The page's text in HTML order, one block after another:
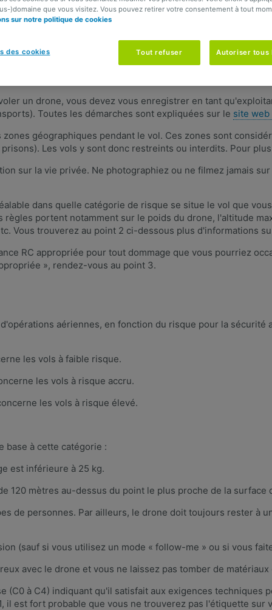
que vous devez respecter quelques règles. La
un drone, vous devez vous enregistrer en tant
Toutes les démarches sont expliquées sur le site
géographiques pendant le vol. Ces zones sont
Les vols y sont donc restreints ou interdits. Pour
sur la vie privée. Ne photographiez ou ne filmez jamais
dans quelle catégorie de risque se situe le vol que
règles portent notamment sur le poids du drone, l'altitude
Vous trouverez au point 2 ci-dessous plus d'informations
RC appropriée pour tout dommage que vous pourriez
», rendez-vous au point 3.
aériennes, en fonction du risque pour la
les vols à faible risque.
les vols à risque accru.
les vols à risque élevé.​​
base à cette catégorie :
est inférieure à 25 kg.
120 mètres au-dessus du point le plus proche de la surface
de personnes. Par ailleurs, le drone doit toujours rester à
(sauf si vous utilisez un mode « follow-me » ou si vous
avec le drone et vous ne laissez pas tomber de matériaux
(C0 à C4) indiquant qu'il satisfait aux exigences techniques
il est fort probable que vous ne trouverez pas l'étiquette sur
)domaine que vous visitez. Vous pouvez retirer votre consentement à tout
sur notre politique de cookies
des cookies Tout refuser Autoriser tous